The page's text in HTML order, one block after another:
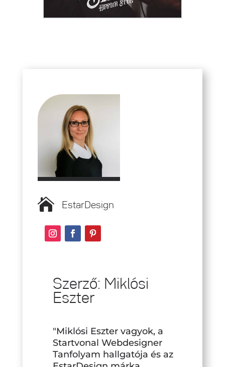
 EstarDesign
Szerző: Miklósi
Eszter
"Miklósi Eszter vagyok, a
Startvonal Webdesigner
Tanfolyam hallgatója és az